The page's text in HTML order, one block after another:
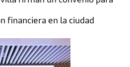
financiera en la ciudad